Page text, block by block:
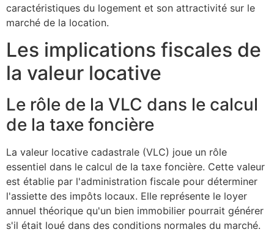
caractéristiques du logement et son attractivité sur le
marché de la location.
Les implications fiscales de
la valeur locative
Le rôle de la VLC dans le calcul
de la taxe foncière
La valeur locative cadastrale (VLC) joue un rôle
essentiel dans le calcul de la taxe foncière. Cette valeur
est établie par l'administration fiscale pour déterminer
l'assiette des impôts locaux. Elle représente le loyer
annuel théorique qu'un bien immobilier pourrait générer
s'il était loué dans des conditions normales du marché.